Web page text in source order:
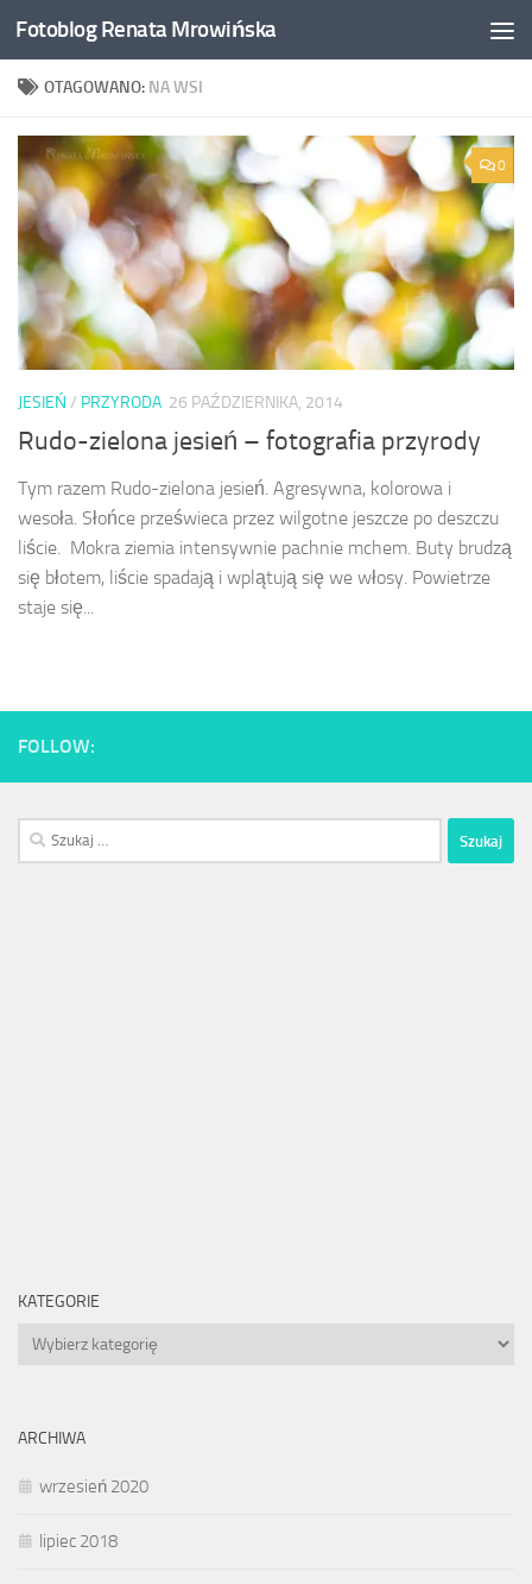
Przeskocz do treści
Fotoblog Renata Mrowińska
OTAGOWANO: NA WSI
0
JESIEŃ / PRZYRODA 26 PAŹDZIERNIKA, 2014
Rudo-zielona jesień – fotografia przyrody
Tym razem Rudo-zielona jesień. Agresywna, kolorowa i
wesoła. Słońce prześwieca przez wilgotne jeszcze po deszczu
liście. Mokra ziemia intensywnie pachnie mchem. Buty brudzą
się błotem, liście spadają i wplątują się we włosy. Powietrze
staje się...
FOLLOW:
Szukaj:
KATEGORIE
Kategorie
ARCHIWA
wrzesień 2020
lipiec 2018